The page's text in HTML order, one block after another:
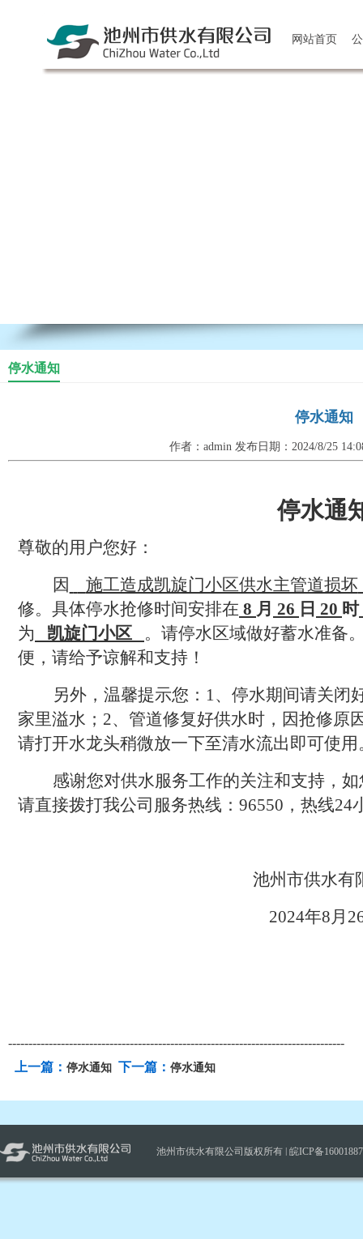
网站首页
停水通知
停水通知
作者：admin 发布日期：2024/8/25
停水通
尊敬的用户您好：
因
施工造成凯旋门小区供水主管道损坏
修。具体停水抢修时间安排在 8 月 26 日 20 时
为
凯旋门小区
。请停水区域做好蓄水准备
便，请给予谅解和支持！
另外，温馨提示您： 1、停水期间请关闭
家里溢水； 2、管道修复好供水时，因抢修原
请打开水龙头稍微放一下至清水流出即可使用
感谢您对供水服务工作的关注和支持，
请直接拨打我公司服务热线： 96550 ，热线24
池州市供水有
2024年8月
-----------------------------------------------------------------------------------
上一篇： 停水通知 下一篇： 停水通知
池州市供水有限公司版权所有 | 皖ICP备